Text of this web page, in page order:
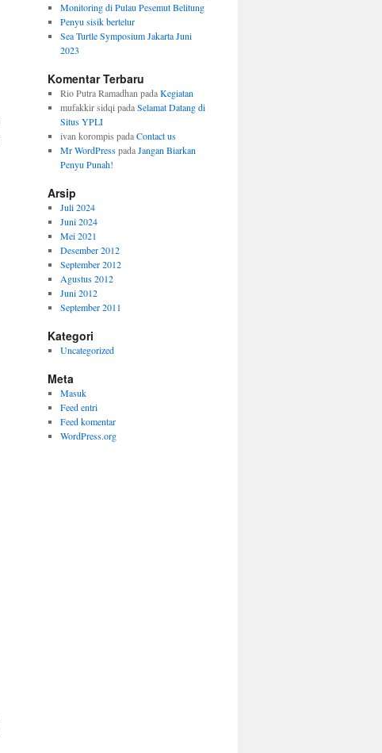
Monitoring di Pulau Pesemut Belitung
Penyu sisik bertelur
Sea Turtle Symposium Jakarta Juni
2023
Komentar Terbaru
Rio Putra Ramadhan padaKegiatan
mufakkir sidqi padaSelamat Datang di
Situs YPLI
ivan korompis padaContact us
Mr WordPresspadaJangan Biarkan
Penyu Punah!
Arsip
Juli 2024
Juni 2024
Mei 2021
Desember 2012
September 2012
Agustus 2012
Juni 2012
September 2011
Kategori
Uncategorized
Meta
Masuk
Feed entri
Feed komentar
WordPress.org